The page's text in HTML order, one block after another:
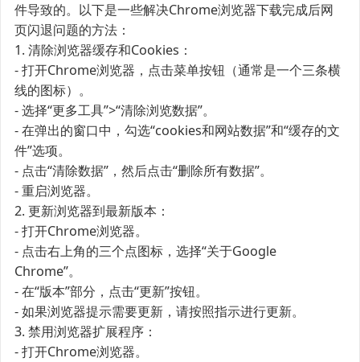
件导致的。以下是一些解决Chrome浏览器下载完成后网
页闪退问题的方法：
1. 清除浏览器缓存和Cookies：
- 打开Chrome浏览器，点击菜单按钮（通常是一个三条横
线的图标）。
- 选择“更多工具”>“清除浏览数据”。
- 在弹出的窗口中，勾选“cookies和网站数据”和“缓存的文
件”选项。
- 点击“清除数据”，然后点击“删除所有数据”。
- 重启浏览器。
2. 更新浏览器到最新版本：
- 打开Chrome浏览器。
- 点击右上角的三个点图标，选择“关于Google
Chrome”。
- 在“版本”部分，点击“更新”按钮。
- 如果浏览器提示需要更新，请按照指示进行更新。
3. 禁用浏览器扩展程序：
- 打开Chrome浏览器。